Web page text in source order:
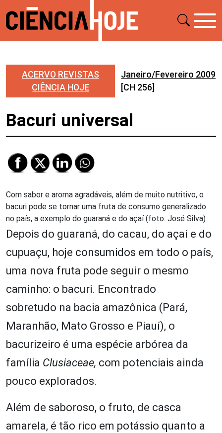
ACERVO REVISTAS
CIÊNCIA HOJE
Janeiro/Fevereiro 2009
[CH 256]
Bacuri universal
Com sabor e aroma agradáveis, além de muito nutritivo, o
bacuri pode se tornar uma fruta de consumo generalizado
no país, a exemplo do guaraná e do açaí (foto: José Silva)
Depois do guaraná, do cacau, do açaí e do
cupuaçu, hoje consumidos em todo o país,
uma nova fruta pode seguir o mesmo
caminho: o bacuri. Encontrado
sobretudo na bacia amazônica (Pará,
Maranhão, Mato Grosso e Piauí), o
bacurizeiro é uma espécie arbórea da
família Clusiaceae, com potenciais ainda
pouco explorados.
Além de saboroso, o fruto, de casca
amarela, é tão rico em potássio quanto a